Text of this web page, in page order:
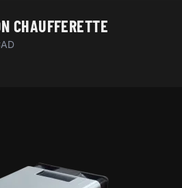
CHAUFFERETTE
de prix : 235.00 $ à 340.00 $